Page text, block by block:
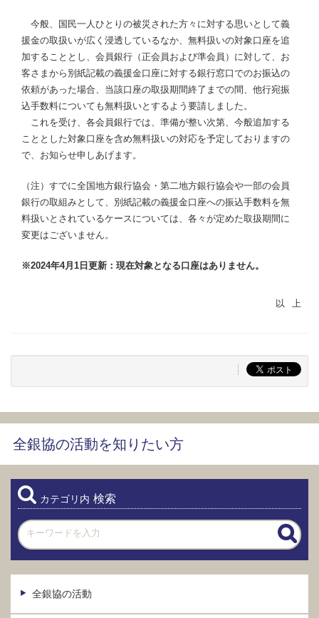
今般、国民一人ひとりの被災された方々に対する思いとして義
援金の取扱いが広く浸透しているなか、無料扱いの対象口座を追
加することとし、会員銀行（正会員および準会員）に対して、お
客さまから別紙記載の義援金口座に対する銀行窓口でのお振込の
依頼があった場合、当該口座の取扱期間終了までの間、他行宛振
込手数料についても無料扱いとするよう要請しました。
これを受け、各会員銀行では、準備が整い次第、今般追加する
こととした対象口座を含め無料扱いの対応を予定しておりますの
で、お知らせ申しあげます。
（注）すでに全国地方銀行協会・第二地方銀行協会や一部の会員
銀行の取組みとして、別紙記載の義援金口座への振込手数料を無
料扱いとされているケースについては、各々が定めた取扱期間に
変更はございません。
※2024年4月1日更新：現在対象となる口座はありません。
全銀協の活動を知りたい方
カテゴリ内 検索
全銀協の活動